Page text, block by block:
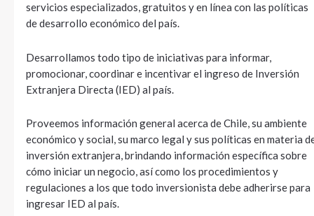
servicios especializados, gratuitos y en línea con las políticas
de desarrollo económico del país.
Desarrollamos todo tipo de iniciativas para informar,
promocionar, coordinar e incentivar el ingreso de Inversión
Extranjera Directa (IED) al país.
Proveemos información general acerca de Chile, su ambiente
económico y social, su marco legal y sus políticas en materia
inversión extranjera, brindando información específica sobre
cómo iniciar un negocio, así como los procedimientos y
regulaciones a los que todo inversionista debe adherirse para
ingresar IED al país.